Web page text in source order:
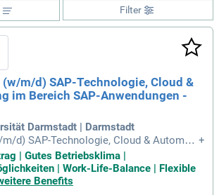
Filter
m/d) SAP-Technologie, Cloud &
im Bereich SAP-Anwendungen -
Darmstadt | Darmstadt
d) SAP-Technologie, Cloud & Automati
Anwendungen: An der Technischen
ist im Bereich IT und Prozesskoordin
Zeitpunkt die Stelle als IT
+
| Gutes Betriebsklima |
| Work-Life-Balance | Flexible
Benefits